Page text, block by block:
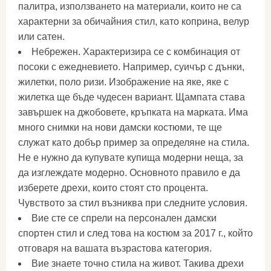
палитра, използването на материали, които не са
характерни за обичайния стил, като коприна, велур
или сатен.
Небрежен. Характеризира се с комбинация от
посоки с ежедневието. Например, суичър с дънки,
жилетки, поло ризи. Изображение на яке, яке с
жилетка ще бъде чудесен вариант. Щампата става
завършек на джобовете, кръпката на марката. Има
много снимки на нови дамски костюми, те ще
служат като добър пример за определяне на стила.
Не е нужно да купувате купища модерни неща, за
да изглеждате модерно. Основното правило е да
изберете дрехи, които стоят сто процента.
Чувството за стил възниква при следните условия.
Вие сте се спрели на персонален дамски
спортен стил и след това на костюм за 2017 г., който
отговаря на вашата възрастова категория.
Вие знаете точно стила на живот. Такива дрехи